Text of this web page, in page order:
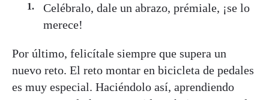
Celébralo, dale un abrazo, prémiale, ¡se lo
merece!
Por último, felicítale siempre que supera un
nuevo reto. El reto montar en bicicleta de pedales
es muy especial. Haciéndolo así, aprendiendo